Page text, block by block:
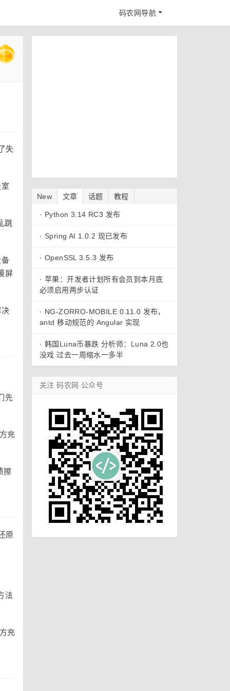
码农网导航
失
跳
屏
先
充
擦
原
法
充
New 文章 话题 教程
· Python 3.14 RC3 发布
· Spring AI 1.0.2 现已发布
· OpenSSL 3.5.3 发布
· 苹果：开发者计划所有会员到本月底
必须启用两步认证
· NG-ZORRO-MOBILE 0.11.0 发布，
antd 移动规范的 Angular 实现
· 韩国Luna币暴跌 分析师：Luna 2.0也
没戏 过去一周缩水一多半
关注 码农网 公众号